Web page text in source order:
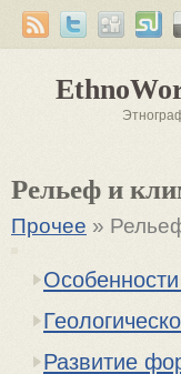
Рельеф и
Прочее »
Развитие